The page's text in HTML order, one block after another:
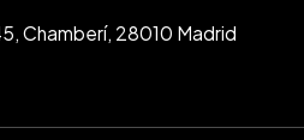
Chamberí, 28010 Madrid